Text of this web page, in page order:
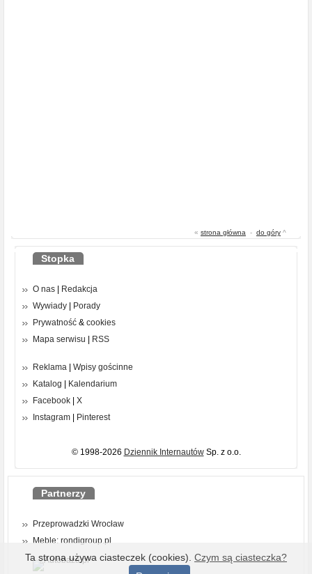
« strona główna - do góry ^
Stopka
O nas
Redakcja
Wywiady
Porady
Prywatność & cookies
Mapa serwisu
RSS
Reklama
Wpisy gościnne
Katalog
Kalendarium
Facebook
X
Instagram
Pinterest
© 1998-2026 Dziennik InternautówSp. z o.o.
Partnerzy
Przeprowadzki Wrocław
Meble: rondigroup.pl
Ta strona używa ciasteczek (cookies). Czym są ciasteczka?